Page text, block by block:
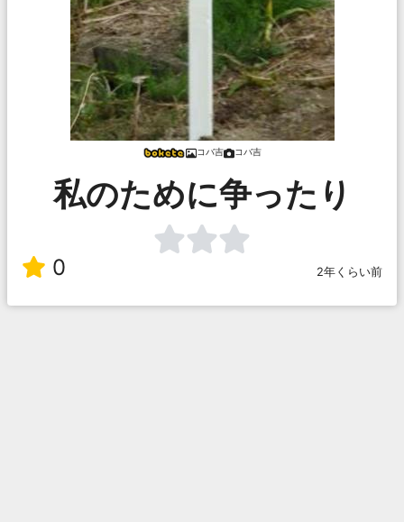
コバ吉 コバ吉
私のために争ったり
0 2年くらい前